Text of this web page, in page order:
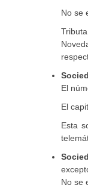
No se
El
El
Esta
No se